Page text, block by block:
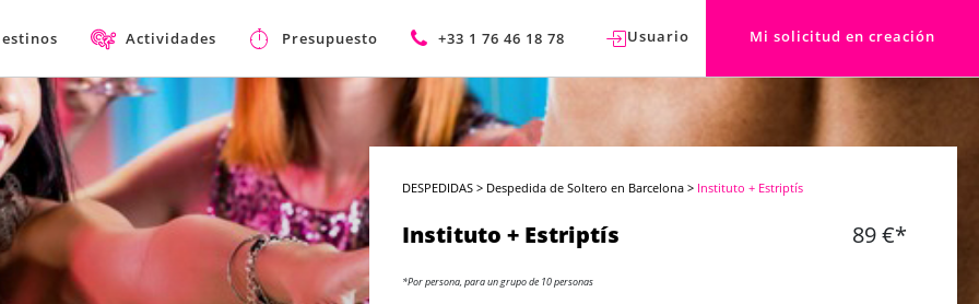
Actividades Presupuesto +33 1 76 46 18 78 Usuario Mi solicitud en creación
DESPEDIDAS > Despedida de Soltero en Barcelona > Instituto + Estriptís
Instituto + Estriptís 89 €*
*Por persona, para un grupo de 10 personas